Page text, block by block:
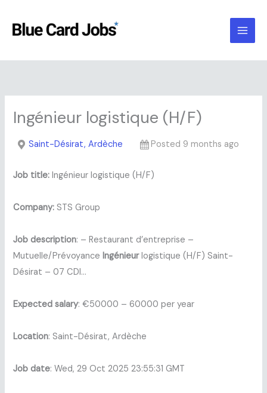
content
Ingénieur logistique (H/F)
Saint-Désirat, Ardèche Posted 9 months ago
Job title: Ingénieur logistique (H/F)
Company: STS Group
Job description: – Restaurant d’entreprise –
Mutuelle/PrévoyanceIngénieurlogistique (H/F) Saint-
Désirat – 07 CDI…
Expected salary: €50000 – 60000 per year
Location: Saint-Désirat, Ardèche
Job date: Wed, 29 Oct 2025 23:55:31 GMT